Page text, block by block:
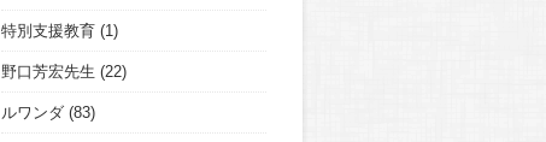
特別支援教育 (1)
野口芳宏先生 (22)
ルワンダ (83)